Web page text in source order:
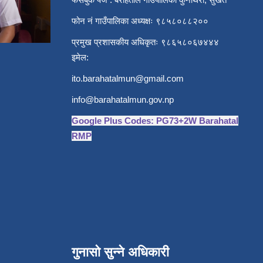
फोन नं गाउँपालिका अध्यक्षः ९८५८०८८२००
प्रमुख प्रशासकीय अधिकृतः ९८६५८०६७४४४
इमेल:
ito.barahatalmun@gmail.com
info@barahatalmun.gov.np
Google Plus Codes: PG73+2W Barahatal
RMP
गुनासो सुन्ने अधिकारी